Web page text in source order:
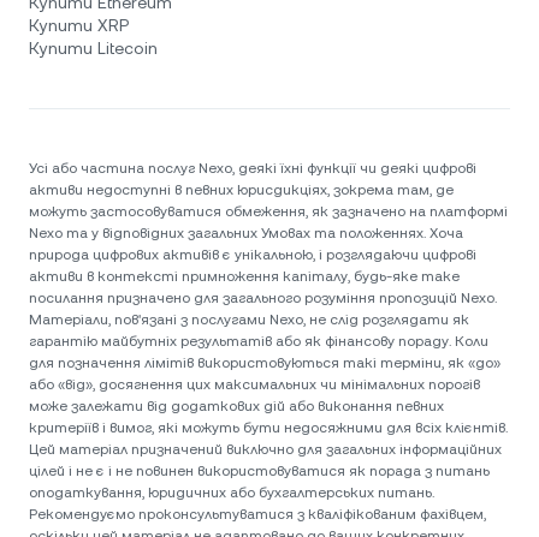
Купити XRP
Купити Litecoin
Усі або частина послуг Nexo, деякі їхні функції чи деякі цифрові
активи недоступні в певних юрисдикціях, зокрема там, де
можуть застосовуватися обмеження, як зазначено на платформі
Nexo та у відповідних загальних Умовах та положеннях. Хоча
природа цифрових активів є унікальною, і розглядаючи цифрові
активи в контексті примноження капіталу, будь-яке таке
посилання призначено для загального розуміння пропозицій Nexo.
Матеріали, пов'язані з послугами Nexo, не слід розглядати як
гарантію майбутніх результатів або як фінансову пораду. Коли
для позначення лімітів використовуються такі терміни, як «до»
або «від», досягнення цих максимальних чи мінімальних порогів
може залежати від додаткових дій або виконання певних
критеріїв і вимог, які можуть бути недосяжними для всіх клієнтів.
Цей матеріал призначений виключно для загальних інформаційних
цілей і не є і не повинен використовуватися як порада з питань
оподаткування, юридичних або бухгалтерських питань.
Рекомендуємо проконсультуватися з кваліфікованим фахівцем,